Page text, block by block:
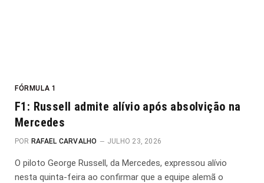
FÓRMULA 1
F1: Russell admite alívio após absolvição na
Mercedes
POR RAFAEL CARVALHO JULHO 23, 2026
O piloto George Russell, da Mercedes, expressou alívio
nesta quinta-feira ao confirmar que a equipe alemã o